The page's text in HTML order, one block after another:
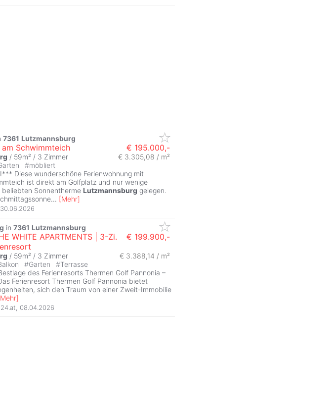
7361 Lutzmannsburg
Schwimmteich € 195.000,-
/ 59m² / 3 Zimmer
€ 3.305,08 / m²
#möbliert
Diese wunderschöne Ferienwohnung mit
ist direkt am Golfplatz und nur wenige
Sonnentherme Lutzmannsburg gelegen.
... [Mehr]
30.06.2026
in 7361 Lutzmannsburg
WHITE APARTMENTS | 3-Zi.
€ 199.900,-
/ 59m² / 3 Zimmer
€ 3.388,14 / m²
#Garten #Terrasse
des Ferienresorts Thermen Golf Pannonia –
Ferienresort Thermen Golf Pannonia bietet
sich den Traum von einer Zweit-Immobilie
Mehr]
08.04.2026